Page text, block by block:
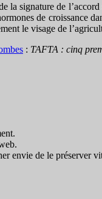
la signature de
de croissance
le visage de
: TAFTA : cinq
envie de le préserver